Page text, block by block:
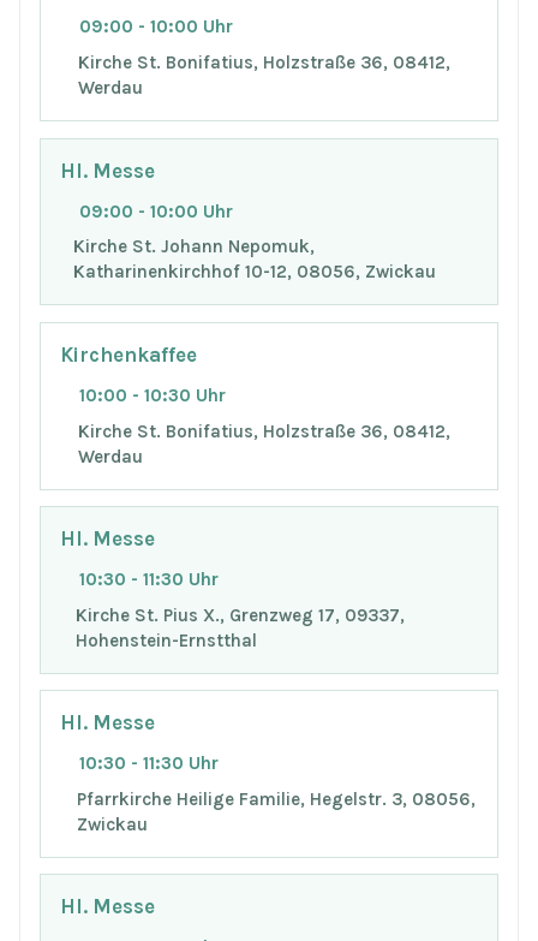
09:00 - 10:00 Uhr
Kirche St. Bonifatius, Holzstraße 36, 08412,
Werdau
Hl. Messe
09:00 - 10:00 Uhr
Kirche St. Johann Nepomuk,
Katharinenkirchhof 10-12, 08056, Zwickau
Kirchenkaffee
10:00 - 10:30 Uhr
Kirche St. Bonifatius, Holzstraße 36, 08412,
Werdau
Hl. Messe
10:30 - 11:30 Uhr
Kirche St. Pius X., Grenzweg 17, 09337,
Hohenstein-Ernstthal
Hl. Messe
10:30 - 11:30 Uhr
Pfarrkirche Heilige Familie, Hegelstr. 3, 08056,
Zwickau
Hl. Messe